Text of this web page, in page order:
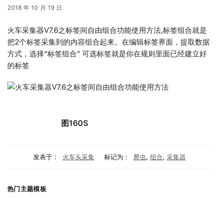
2018 年 10 月 19 日
火车采集器V7.6之标签间自由组合功能使用方法,标签组合就是
把2个标签采集到的内容组合起来。在编辑标签界面，提取数据
方式，选择“标签组合” 可选标签就是你在规则里面已经建立好
的标签
图160S
发表于： 火车头采集 标记为： 爬虫, 组合, 采集器
热门主题模板